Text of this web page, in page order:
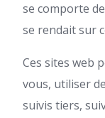
se comporte
se rendait sur
Ces sites web
vous, utiliser
suivis tiers,